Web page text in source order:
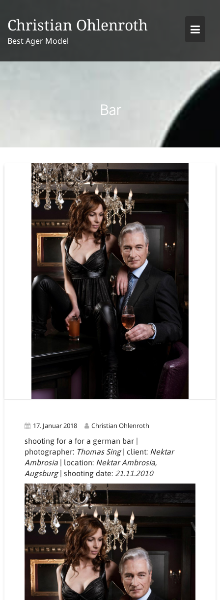
content
Christian Ohlenroth
Best Ager Model
Bar
17. Januar 2018
Christian Ohlenroth
shooting for a for a german bar |
photographer: Thomas Sing| client: Nektar
Ambrosia| location: Nektar Ambrosia,
Augsburg| shooting date: 21.11.2010